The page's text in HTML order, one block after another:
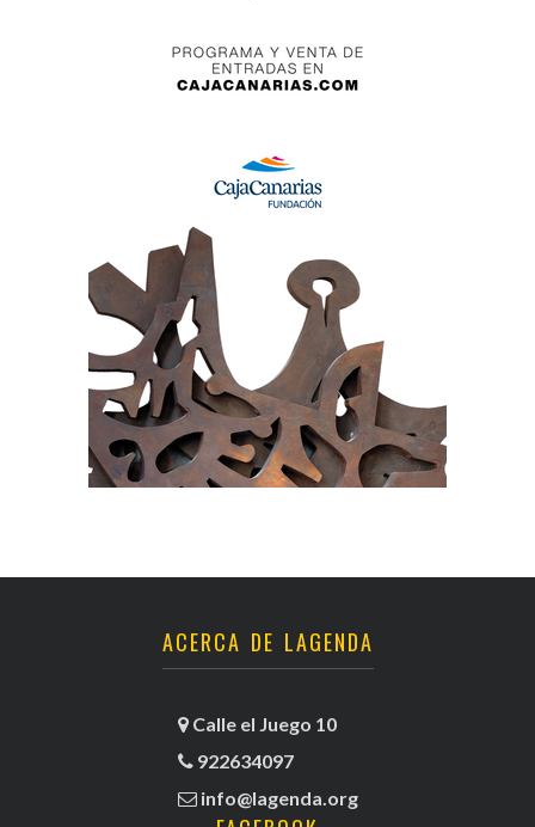
ACERCA DE LAGENDA
Calle el Juego 10
922634097
info@lagenda.org